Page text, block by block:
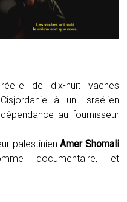
de dix-huit vaches
à un Israélien
au fournisseur
palestinienAmer Shomali
documentaire, et